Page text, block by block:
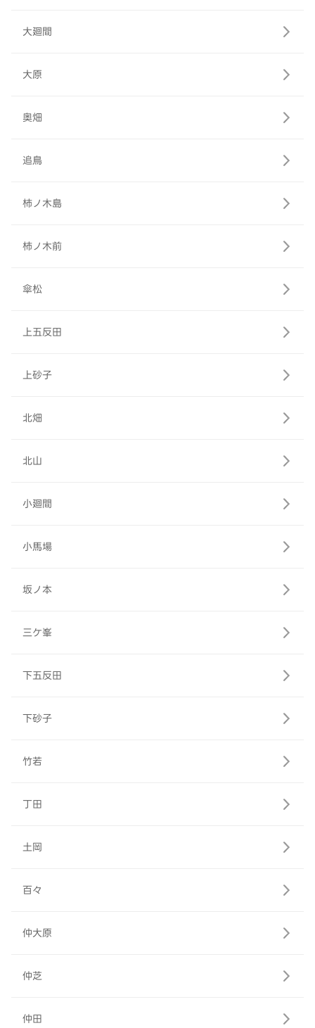
大廻間
大原
奥畑
追鳥
柿ノ木島
柿ノ木前
傘松
上五反田
上砂子
北畑
北山
小廻間
小馬場
坂ノ本
三ケ峯
下五反田
下砂子
竹若
丁田
土岡
百々
仲大原
仲芝
仲田